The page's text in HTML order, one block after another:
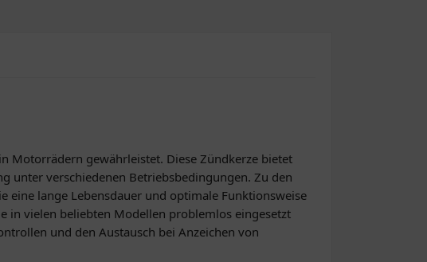
Motorrädern gewährleistet. Diese Zündkerze bietet
unter verschiedenen Betriebsbedingungen. Zu den
eine lange Lebensdauer und optimale Funktionsweise
in vielen beliebten Modellen problemlos eingesetzt
und den Austausch bei Anzeichen von